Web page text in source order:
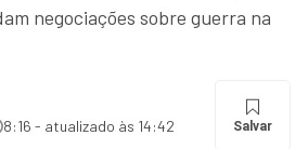
negociações sobre guerra na
8:16 - atualizado às 14:42 Salvar